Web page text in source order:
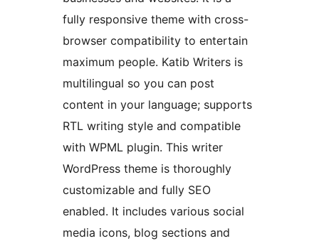
fully responsive theme with cross-
browser compatibility to entertain
maximum people. Katib Writers is
multilingual so you can post
content in your language; supports
RTL writing style and compatible
with WPML plugin. This writer
WordPress theme is thoroughly
customizable and fully SEO
enabled. It includes various social
media icons, blog sections and